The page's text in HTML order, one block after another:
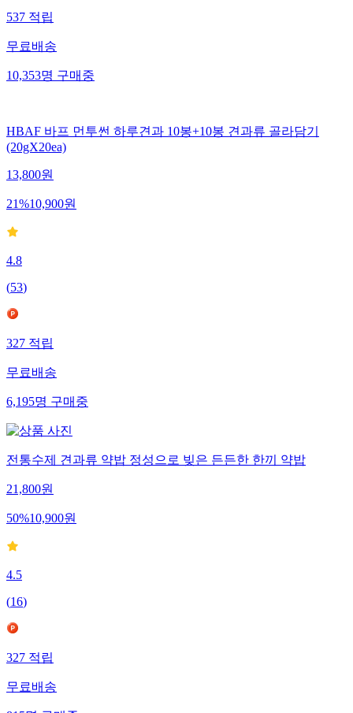
537적립
무료배송
10,353명구매중
HBAF 바프 먼투썬 하루견과 10봉+10봉 견과류 골라담기
(20gX20ea)
13,800원
21%10,900원
4.8
(53)
327적립
무료배송
6,195명구매중
전통수제 견과류 약밥 정성으로 빚은 든든한 한끼 약밥
21,800원
50%10,900원
4.5
(16)
327적립
무료배송